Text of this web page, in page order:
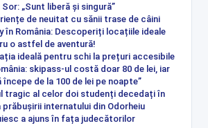
Sor: „Sunt liberă și singură”
de neuitat cu sănii trase de câini
în România: Descoperiți locațiile ideale
o astfel de aventură!
ideală pentru schi la prețuri accesibile
skipass-ul costă doar 80 de lei, iar
de la 100 de lei pe noapte”
tragic al celor doi studenți decedați în
prăbușirii internatului din Odorheiu
a ajuns în fața judecătorilor